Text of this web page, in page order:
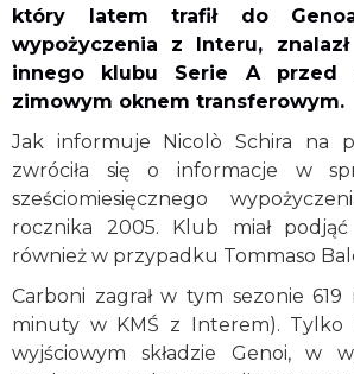
który latem trafił do
wypożyczenia z Interu,
innego klubu Serie A przed
zimowym oknem transferowym.
Jak informuje Nicolò Schira na
zwróciła się o informacje w
sześcio­miesięcznego
rocznika 2005. Klub miał
również w przypadku Tommaso
Carboni zagrał w tym sezonie
minuty w KMŚ z Interem). Tylko
wyjściowym składzie Genoi, w